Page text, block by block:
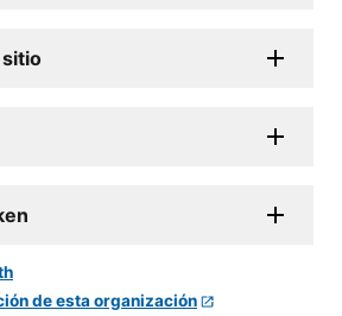
de esta organización